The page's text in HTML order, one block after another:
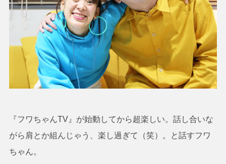
『フワちゃんTV』が始動してから超楽しい。話し合いな
がら肩とか組んじゃう、楽し過ぎて（笑）。と話すフワ
ちゃん。